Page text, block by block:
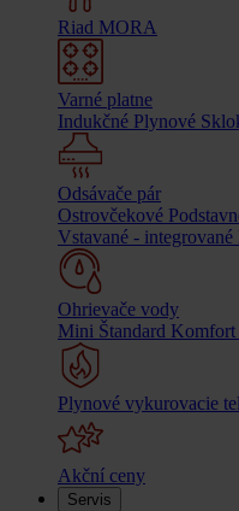
Riad MORA
Varné platne
Indukčné Plynové
Odsávače pár
Ostrovčekové
Vstavané - integrované
Ohrievače vody
Mini Štandard Komfort
Plynové vykurovacie
Akční ceny
Servis